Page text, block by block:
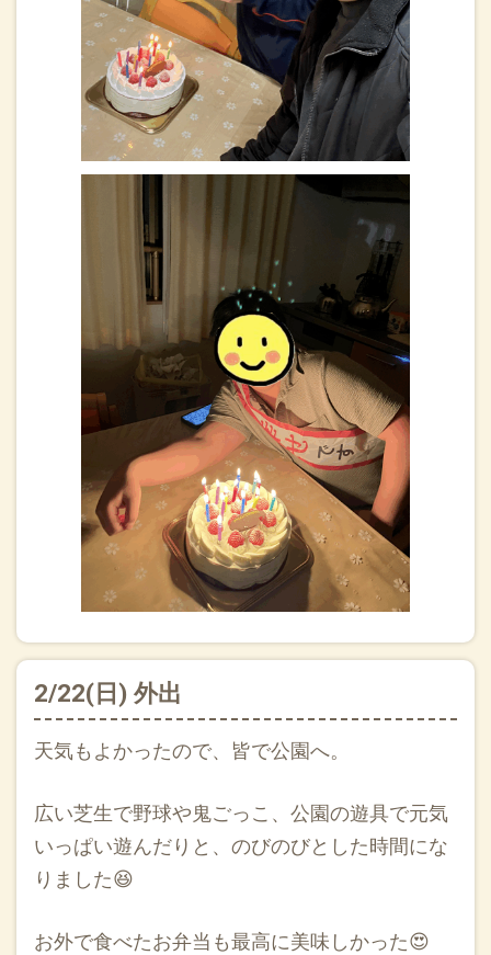
2/22(日) 外出
天気もよかったので、皆で公園へ。
広い芝生で野球や鬼ごっこ、公園の遊具で元気
いっぱい遊んだりと、のびのびとした時間にな
りました😆
お外で食べたお弁当も最高に美味しかった😍